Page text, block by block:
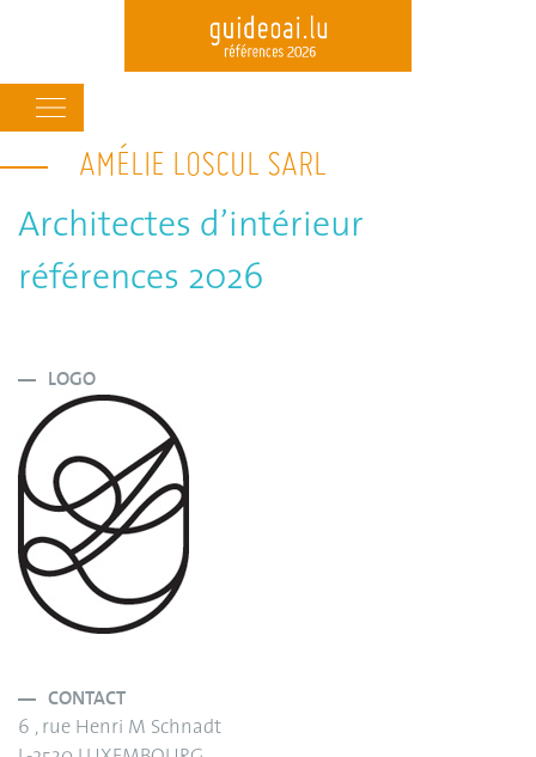
Skip
to
main
content
navigation
AMÉLIE LOSCUL SARL
Architectes d’intérieur
références 2026
LOGO
CONTACT
6 , rue Henri M Schnadt